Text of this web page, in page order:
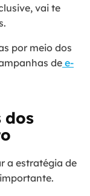
vai te
por meio dos
de e-
dos
a estratégia de